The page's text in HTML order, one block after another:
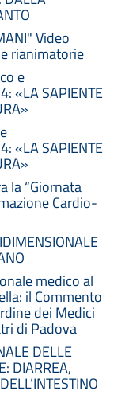
Video
rianimatorie
e
«LA SAPIENTE
«LA SAPIENTE
la “Giornata
Cardio-
medico al
il Commento
dei Medici
di Padova
DELLE
DIARREA,